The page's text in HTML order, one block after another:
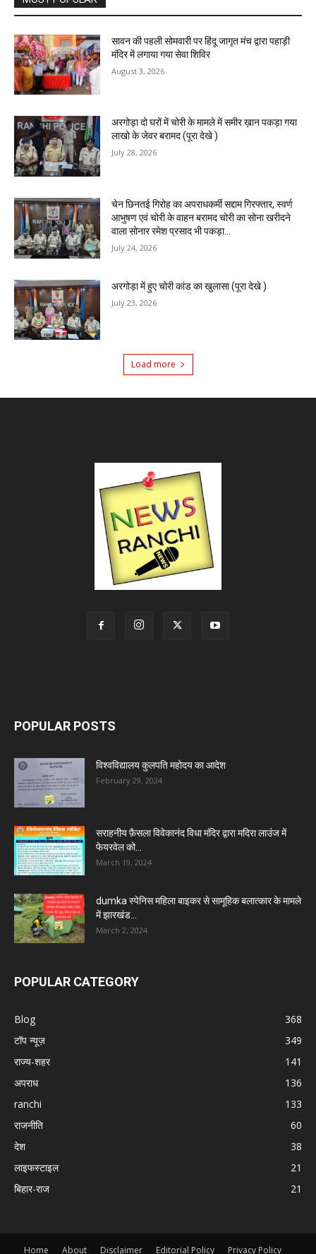
सावन की पहली सोमवारी पर हिंदू जागृत मंच द्वारा पहाड़ी
मंदिर में लगाया गया सेवा शिविर
August 3, 2026
अरगोड़ा दो घरों में चोरी के मामले में समीर ख़ान पकड़ा गया
लाखो के जेवर बरामद (पूरा देखे )
July 28, 2026
चेन छिनतई गिरोह का अपराधकर्मी सद्दाम गिरफ्तार, स्वर्ण
आभुषण एवं चोरी के वाहन बरामद चोरी का सोना खरीदने
वाला सोनार रमेश प्रसाद भी पकड़ा...
July 24, 2026
अरगोड़ा में हुए चोरी कांड का खुलासा (पूरा देखे )
July 23, 2026
Load more
POPULAR POSTS
विश्वविद्यालय कुलपति महोदय का आदेश
February 29, 2024
सराहनीय फ़ैसला विवेकानंद विधा मंदिर द्वारा मदिरा लाउंज में
फेयरवेल को...
March 19, 2024
dumka स्पेनिस महिला बाइकर से सामूहिक बलात्कार के मामले
में झारखंड...
March 2, 2024
POPULAR CATEGORY
Blog
368
टॉप न्यूज़
349
राज्य-शहर
141
अपराध
136
ranchi
133
राजनीति
60
देश
38
लाइफस्टाइल
21
बिहार-राज
21
Home About Disclaimer Editorial Policy Privacy Policy